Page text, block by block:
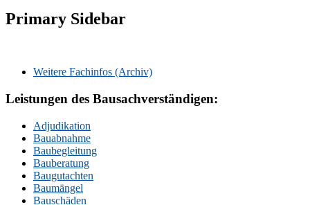
Primary Sidebar
Weitere Fachinfos (Archiv)
Leistungen des Bausachverständigen:
Adjudikation
Bauabnahme
Baubegleitung
Bauberatung
Baugutachten
Baumängel
Bauschäden